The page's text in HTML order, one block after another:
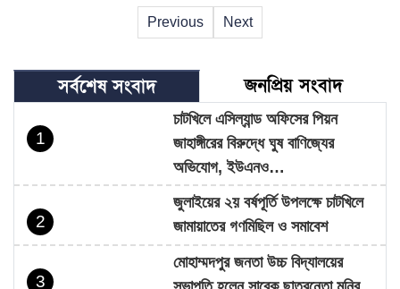
Previous Next
সর্বশেষ সংবাদ জনপ্রিয় সংবাদ
1
চাটখিলে এসিল্যান্ড অফিসের পিয়ন
জাহাঙ্গীরের বিরুদ্ধে ঘুষ বাণিজ্যের
অভিযোগ, ইউএনও…
2
জুলাইয়ের ২য় বর্ষপূর্তি উপলক্ষে চাটখিলে
জামায়াতের গণমিছিল ও সমাবেশ
3
মোহাম্মদপুর জনতা উচ্চ বিদ্যালয়ের